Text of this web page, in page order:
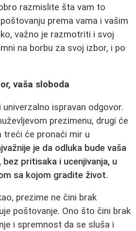
razmislite šta vam to
prema vama i vašim
važno je razmotriti i svoj
na borbu za svoj izbor, i po
vaša sloboda
ispravan odgovor.
prezimenu, drugi će
treći će pronaći mir u
je da odluka bude vaša
pritisaka i ucenjivanja, u
sa kojom gradite život.
prezime ne čini brak
poštovanje. Ono što čini brak
i spremnost da se sluša i